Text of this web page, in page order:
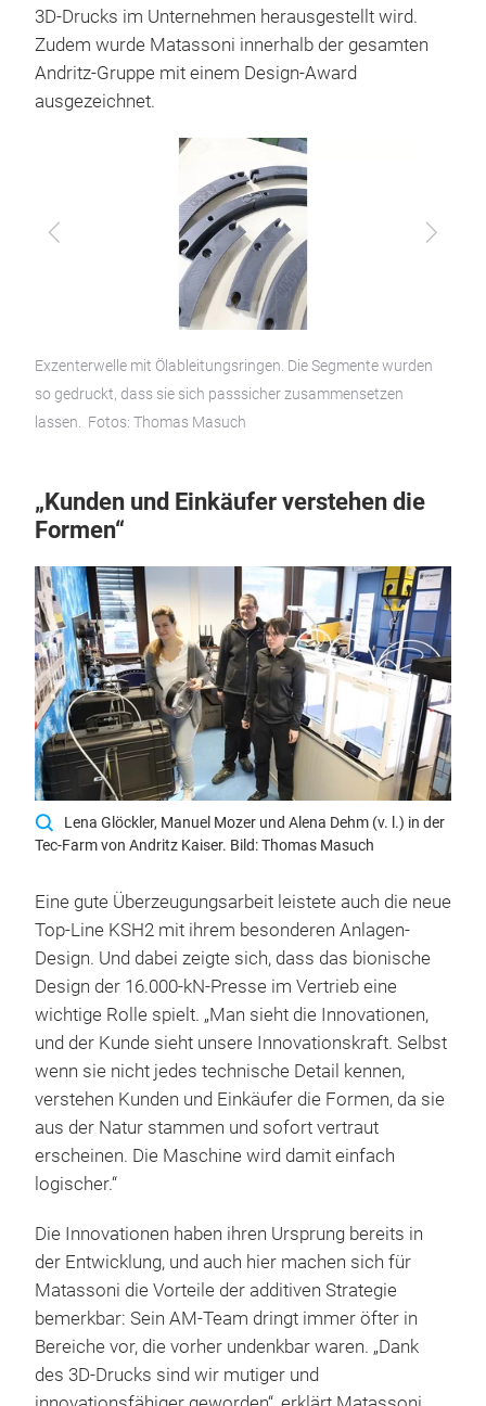
3D-Drucks im Unternehmen herausgestellt wird.
Zudem wurde Matassoni innerhalb der gesamten
Andritz-Gruppe mit einem Design-Award
ausgezeichnet.
Zurück Vor
Exzenterwelle mit Ölableitungsringen. Die Segmente wurden
so gedruckt, dass sie sich passsicher zusammensetzen
lassen. Fotos: Thomas Masuch
„Kunden und Einkäufer verstehen die
Formen“
Lena Glöckler, Manuel Mozer und Alena Dehm (v. l.) in der
Tec-Farm von Andritz Kaiser. Bild: Thomas Masuch
Eine gute Überzeugungsarbeit leistete auch die neue
Top-Line KSH2 mit ihrem besonderen Anlagen-
Design. Und dabei zeigte sich, dass das bionische
Design der 16.000-kN-Presse im Vertrieb eine
wichtige Rolle spielt. „Man sieht die Innovationen,
und der Kunde sieht unsere Innovationskraft. Selbst
wenn sie nicht jedes technische Detail kennen,
verstehen Kunden und Einkäufer die Formen, da sie
aus der Natur stammen und sofort vertraut
erscheinen. Die Maschine wird damit einfach
logischer.“
Die Innovationen haben ihren Ursprung bereits in
der Entwicklung, und auch hier machen sich für
Matassoni die Vorteile der additiven Strategie
bemerkbar: Sein AM-Team dringt immer öfter in
Bereiche vor, die vorher undenkbar waren. „Dank
des 3D-Drucks sind wir mutiger und